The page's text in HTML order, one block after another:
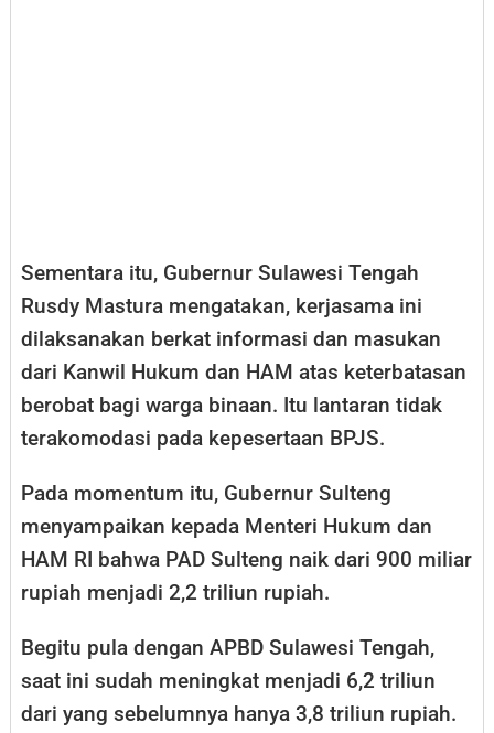
Sementara itu, Gubernur Sulawesi Tengah
Rusdy Mastura mengatakan, kerjasama ini
dilaksanakan berkat informasi dan masukan
dari Kanwil Hukum dan HAM atas keterbatasan
berobat bagi warga binaan. Itu lantaran tidak
terakomodasi pada kepesertaan BPJS.
Pada momentum itu, Gubernur Sulteng
menyampaikan kepada Menteri Hukum dan
HAM RI bahwa PAD Sulteng naik dari 900 miliar
rupiah menjadi 2,2 triliun rupiah.
Begitu pula dengan APBD Sulawesi Tengah,
saat ini sudah meningkat menjadi 6,2 triliun
dari yang sebelumnya hanya 3,8 triliun rupiah.